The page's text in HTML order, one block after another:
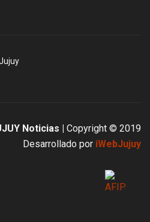
Noticias | Copyright © 2019
Desarrollado por iWebJujuy